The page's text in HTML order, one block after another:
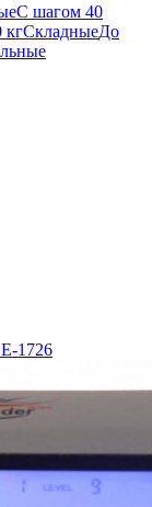
С шагом 40
кгСкладныеДо